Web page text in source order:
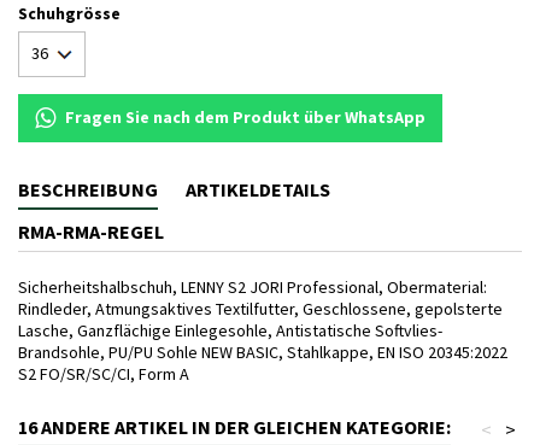
Schuhgrösse
Fragen Sie nach dem Produkt über WhatsApp
BESCHREIBUNG
ARTIKELDETAILS
RMA-RMA-REGEL
Sicherheitshalbschuh, LENNY S2 JORI Professional, Obermaterial:
Rindleder, Atmungsaktives Textilfutter, Geschlossene, gepolsterte
Lasche, Ganzflächige Einlegesohle, Antistatische Softvlies-
Brandsohle, PU/PU Sohle NEW BASIC, Stahlkappe, EN ISO 20345:2022
S2 FO/SR/SC/CI, Form A
16 ANDERE ARTIKEL IN DER GLEICHEN KATEGORIE: >
<